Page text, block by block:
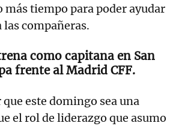
tiempo para poder ayudar
las compañeras.
como capitana en San
frente al Madrid CFF.
este domingo sea una
el rol de liderazgo que asumo